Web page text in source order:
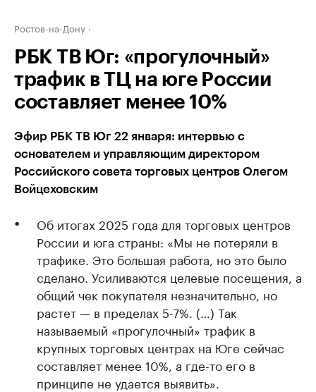
Ростов-на-Дону
РБК ТВ Юг: «прогулочный»
трафик в ТЦ на юге России
составляет менее 10%
Эфир РБК ТВ Юг 22 января: интервью с
основателем и управляющим директором
Российского совета торговых центров Олегом
Войцеховским
Об итогах 2025 года для торговых центров
России и юга страны: «Мы не потеряли в
трафике. Это большая работа, но это было
сделано. Усиливаются целевые посещения, а
общий чек покупателя незначительно, но
растет — в пределах 5-7%. (…) Так
называемый «прогулочный» трафик в
крупных торговых центрах на Юге сейчас
составляет менее 10%, а где-то его в
принципе не удается выявить».